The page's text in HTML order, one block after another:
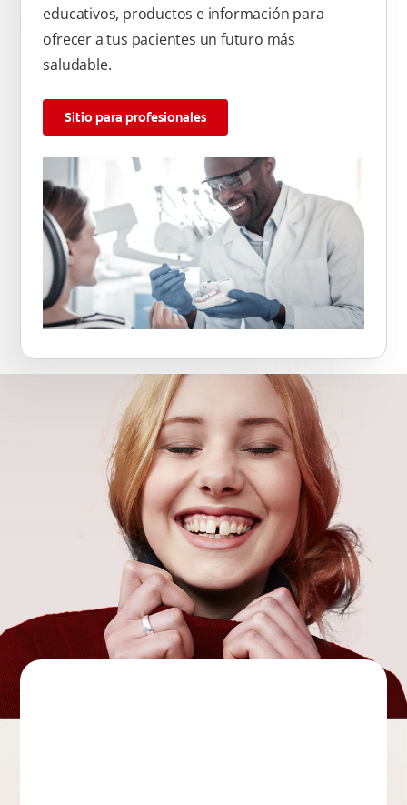
educativos, productos e información para
ofrecer a tus pacientes un futuro más
saludable.
Sitio para profesionales